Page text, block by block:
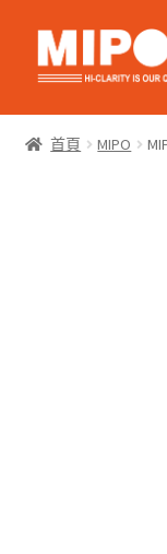
Skip
to
Skip
to
網上購物
首頁 MIPO